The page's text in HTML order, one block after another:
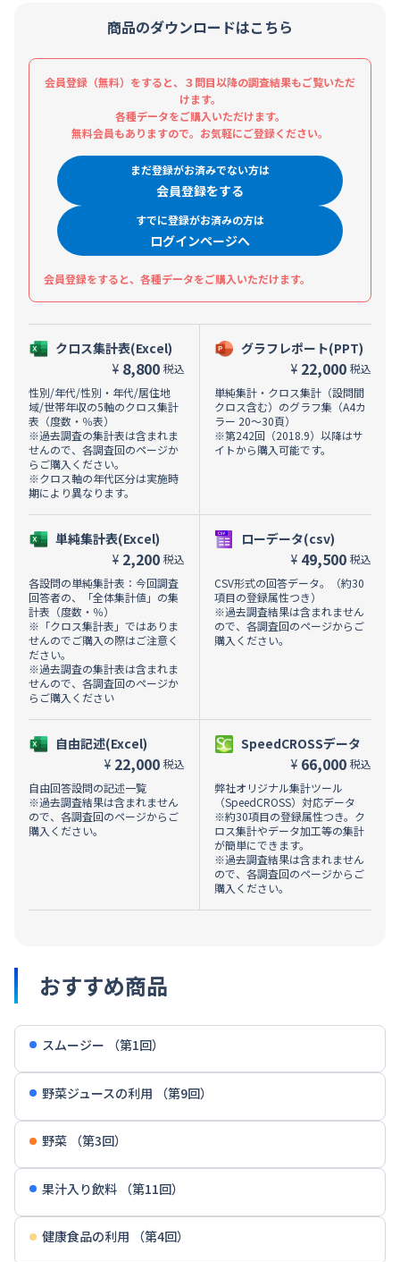
商品のダウンロードはこちら
会員登録（無料）をすると、３問目以降の調査結果もご覧いただ
けます。
各種データをご購入いただけます。
無料会員もありますので。お気軽にご登録ください。
まだ登録がお済みでない方は
会員登録をする
すでに登録がお済みの方は
ログインページへ
会員登録をすると、各種データをご購入いただけます。
クロス集計表(Excel)
¥ 8,800 税込
性別/年代/性別・年代/居住地
域/世帯年収の5軸のクロス集計
表（度数・％表）
※過去調査の集計表は含まれま
せんので、各調査回のページか
らご購入ください。
※クロス軸の年代区分は実施時
期により異なります。
単純集計表(Excel)
¥ 2,200 税込
各設問の単純集計表：今回調査
回答者の、「全体集計値」の集
計表（度数・％）
※「クロス集計表」ではありま
せんのでご購入の際はご注意く
ださい。
※過去調査の集計表は含まれま
せんので、各調査回のページか
らご購入ください
自由記述(Excel)
¥ 22,000 税込
自由回答設問の記述一覧
※過去調査結果は含まれません
ので、各調査回のページからご
購入ください。
グラフレポート(PPT)
¥ 22,000 税込
単純集計・クロス集計（設問間
クロス含む）のグラフ集（A4カ
ラー 20～30頁）
※第242回（2018.9）以降はサ
イトから購入可能です。
ローデータ(csv)
¥ 49,500 税込
CSV形式の回答データ。（約30
項目の登録属性つき）
※過去調査結果は含まれません
ので、各調査回のページからご
購入ください。
SpeedCROSSデータ
¥ 66,000 税込
弊社オリジナル集計ツール
（SpeedCROSS）対応データ
※約30項目の登録属性つき。ク
ロス集計やデータ加工等の集計
が簡単にできます。
※過去調査結果は含まれません
ので、各調査回のページからご
購入ください。
おすすめ商品
スムージー （第1回）
野菜ジュースの利用 （第9回）
野菜 （第3回）
果汁入り飲料 （第11回）
健康食品の利用 （第4回）